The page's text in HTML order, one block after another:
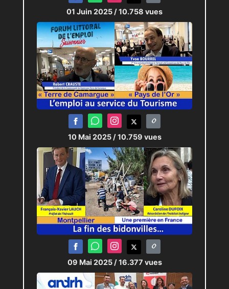
01 Juin 2025 / 10.758 vues
10 Mai 2025 / 10.759 vues
09 Mai 2025 / 16.377 vues